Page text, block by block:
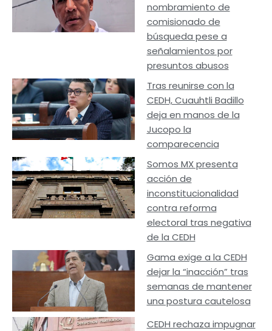
nombramiento de
comisionado de
búsqueda pese a
señalamientos por
presuntos abusos
Tras reunirse con la
CEDH, Cuauhtli Badillo
deja en manos de la
Jucopo la
comparecencia
Somos MX presenta
acción de
inconstitucionalidad
contra reforma
electoral tras negativa
de la CEDH
Gama exige a la CEDH
dejar la “inacción” tras
semanas de mantener
una postura cautelosa
CEDH rechaza impugnar